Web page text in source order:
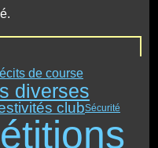
de course
diverses
clubSécurité